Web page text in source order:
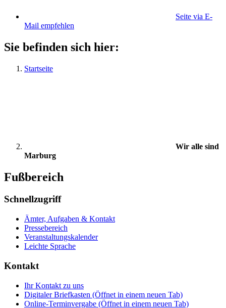
Seite via E-
Mail empfehlen
Sie befinden sich hier:
Startseite
Wir alle sind
Marburg
Fußbereich
Schnellzugriff
Ämter, Aufgaben & Kontakt
Pressebereich
Veranstaltungskalender
Leichte Sprache
Kontakt
Ihr Kontakt zu uns
Digitaler Briefkasten (Öffnet in einem neuen Tab)
Online-Terminvergabe (Öffnet in einem neuen Tab)